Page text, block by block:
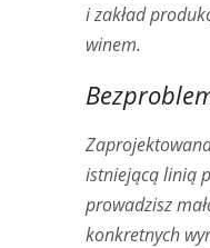
i zakład
winem.
istniejącą linią
prowadzisz
konkretnych